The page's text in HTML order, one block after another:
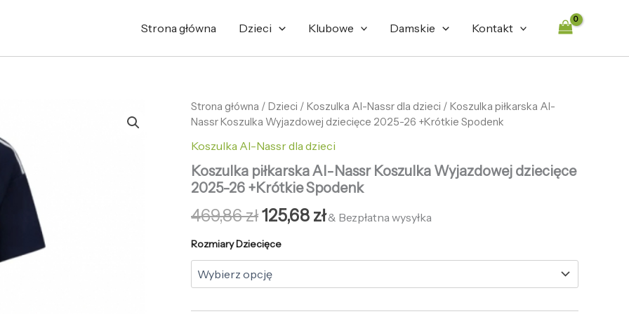
Strona główna Dzieci Klubowe Damskie Kontakt
Strona główna / Dzieci / Koszulka Al-Nassr dla dzieci / Koszulka piłkarska Al-
Nassr Koszulka Wyjazdowej dziecięce 2025-26 +Krótkie Spodenk
Koszulka Al-Nassr dla dzieci
Koszulka piłkarska Al-Nassr Koszulka Wyjazdowej dziecięce
2025-26 +Krótkie Spodenk
469,86zł
Pierwotna
wynosiła:
469,86 zł.
125,68 zł
Aktualna
wynosi:
125,68 zł.
& Bezpłatna wysyłka
Rozmiary Dziecięce
ilość
Koszulka
Al-
Koszulka
Wyjazdowej
2025-
+Krótkie
Spodenk